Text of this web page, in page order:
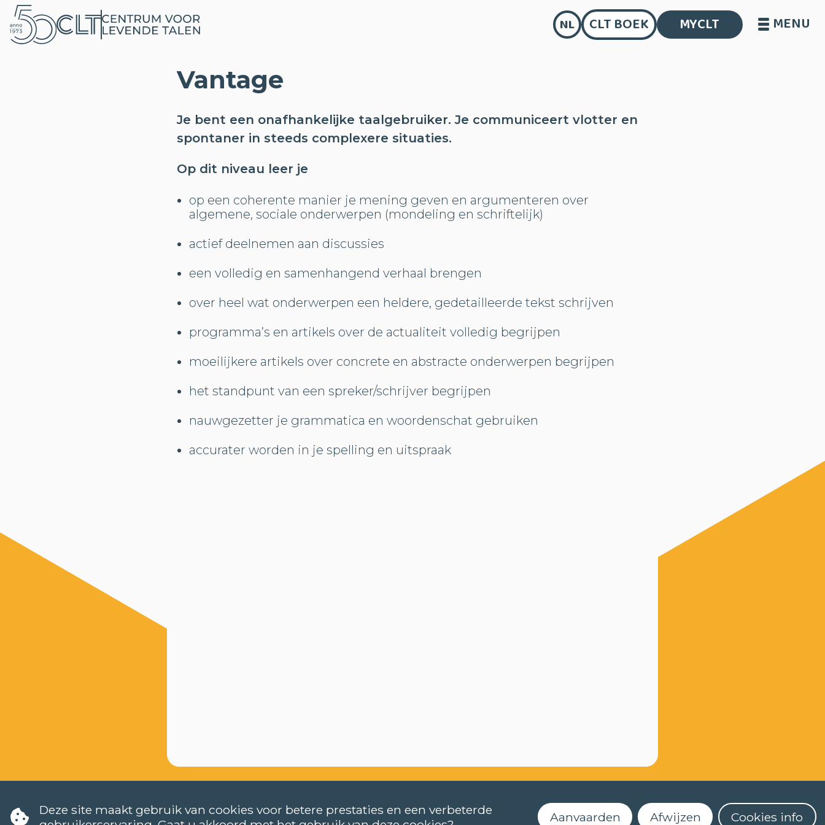
MENU
NL CLT BOEK MYCLT
Vantage
Je bent een onafhankelijke taalgebruiker. Je communiceert vlotter en
spontaner in steeds complexere situaties.
Op dit niveau leer je
op een coherente manier je mening geven en argumenteren over
algemene, sociale onderwerpen (mondeling en schriftelijk)
actief deelnemen aan discussies
een volledig en samenhangend verhaal brengen
over heel wat onderwerpen een heldere, gedetailleerde tekst schrijven
programma’s en artikels over de actualiteit volledig begrijpen
moeilijkere artikels over concrete en abstracte onderwerpen begrijpen
het standpunt van een spreker/schrijver begrijpen
nauwgezetter je grammatica en woordenschat gebruiken
accurater worden in je spelling en uitspraak
Deze site maakt gebruik van cookies voor betere prestaties en een verbeterde
Aanvaarden Afwijzen Cookies info